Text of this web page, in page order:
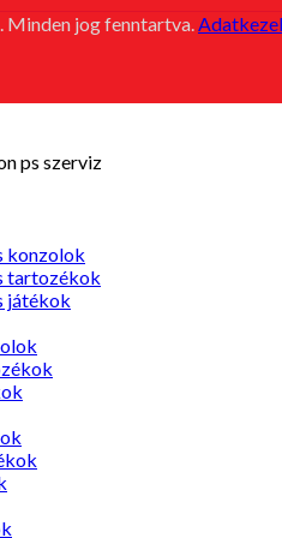
. Minden jog fenntartva.
konzolok
tartozékok
játékok